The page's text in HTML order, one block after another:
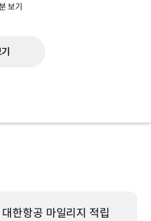
보기
한항공 마일리지 적립